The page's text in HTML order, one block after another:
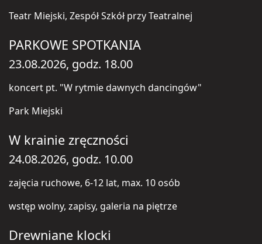
Teatr Miejski, Zespół Szkół przy Teatralnej
PARKOWE SPOTKANIA
23.08.2026, godz. 18.00
koncert pt. "W rytmie dawnych dancingów"
Park Miejski
W krainie zręczności
24.08.2026, godz. 10.00
zajęcia ruchowe, 6-12 lat, max. 10 osób
wstęp wolny, zapisy, galeria na piętrze
Drewniane klocki